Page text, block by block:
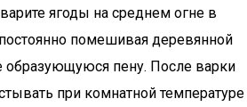
ягоды на среднем огне в
помешивая деревянной
образующуюся пену. После варки
при комнатной температуре